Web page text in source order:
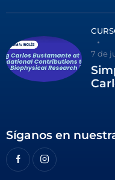
7 de
Síganos en